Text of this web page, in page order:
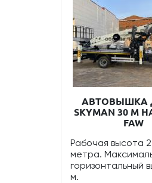
АВТОВЫШКА
SKYMAN 30 М
FAW
Рабочая высота
метра.
горизонтальный
м.